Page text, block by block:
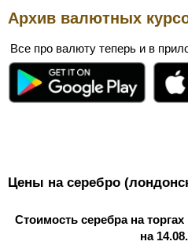
Архив валютных
Все про валюту теперь и в
Цены на серебро
Стоимость серебра на
на